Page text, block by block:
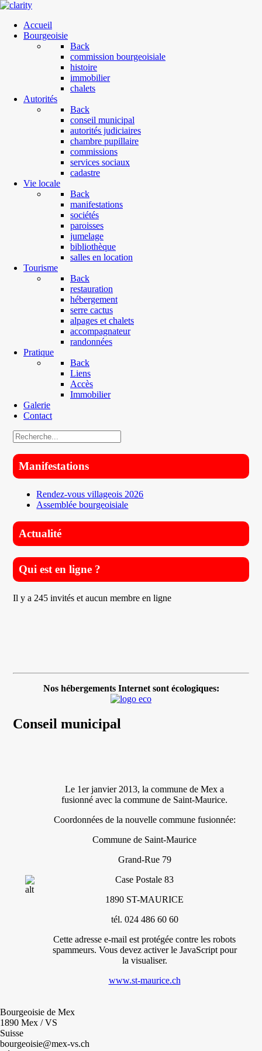
Accueil
Bourgeoisie
Back
commission bourgeoisiale
histoire
immobilier
chalets
Autorités
Back
conseil municipal
autorités judiciaires
chambre pupillaire
commissions
services sociaux
cadastre
Vie locale
Back
manifestations
sociétés
paroisses
jumelage
bibliothèque
salles en location
Tourisme
Back
restauration
hébergement
serre cactus
alpages et chalets
accompagnateur
randonnées
Pratique
Back
Liens
Accès
Immobilier
Galerie
Contact
Manifestations
Rendez-vous villageois 2026
Assemblée bourgeoisiale
Actualité
Qui est en ligne ?
Il y a 245 invités et aucun membre en ligne
Nos hébergements Internet sont écologiques:
Conseil municipal
Le 1er janvier 2013, la commune de Mex a
fusionné avec la commune de Saint-Maurice.
Coordonnées de la nouvelle commune fusionnée:
Commune de Saint-Maurice
Grand-Rue 79
Case Postale 83
1890 ST-MAURICE
tél. 024 486 60 60
Cette adresse e-mail est protégée contre les robots
spammeurs. Vous devez activer le JavaScript pour
la visualiser.
www.st-maurice.ch
Bourgeoisie de Mex
1890 Mex / VS
Suisse
bourgeoisie@mex-vs.ch